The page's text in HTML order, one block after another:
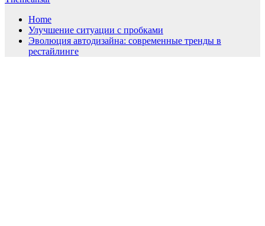
Home
Улучшение ситуации с пробками
Эволюция автодизайна: современные тренды в
рестайлинге